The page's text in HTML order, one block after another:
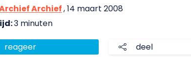
Archief, 14 maart 2008
3 minuten
reageer deel